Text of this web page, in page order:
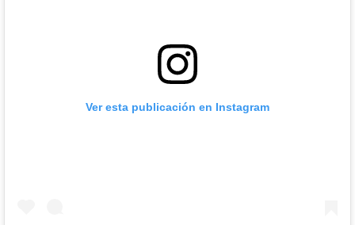
Ver esta publicación en Instagram